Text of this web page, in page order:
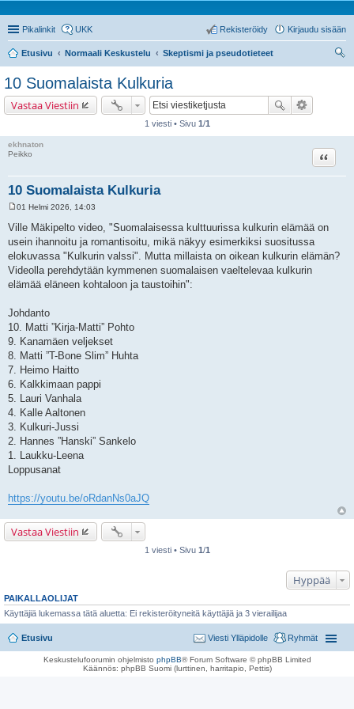
Pikalinkit UKK Kirjaudu sisään
Rekisteröidy
Etusivu Normaali Keskustelu
Skeptismi ja pseudotieteet
10 Suomalaista Kulkuria
Vastaa Viestiin
1 viesti • Sivu 1/1
ekhnaton
Peikko
10 Suomalaista Kulkuria
Lainaa
i
e
s
i
01 Helmi 2026, 14:03
Ville Mäkipelto video, "Suomalaisessa kulttuurissa kulkurin elämää on
usein ihannoitu ja romantisoitu, mikä näkyy esimerkiksi suositussa
elokuvassa "Kulkurin valssi". Mutta millaista on oikean kulkurin elämän?
Videolla perehdytään kymmenen suomalaisen vaeltelevaa kulkurin
elämää eläneen kohtaloon ja taustoihin":
Johdanto
10. Matti ”Kirja-Matti” Pohto
9. Kanamäen veljekset
8. Matti ”T-Bone Slim” Huhta
7. Heimo Haitto
6. Kalkkimaan pappi
5. Lauri Vanhala
4. Kalle Aaltonen
3. Kulkuri-Jussi
2. Hannes ”Hanski” Sankelo
1. Laukku-Leena
Loppusanat
https://youtu.be/oRdanNs0aJQ
Vastaa Viestiin
1 viesti • Sivu 1/1
Hyppää
PAIKALLAOLIJAT
Käyttäjiä lukemassa tätä aluetta: Ei rekisteröityneitä käyttäjiä ja 3 vierailijaa
Etusivu Ryhmät
Viesti Ylläpidolle
Keskustelufoorumin ohjelmisto phpBB® Forum Software © phpBB Limited
Käännös: phpBB Suomi (lurttinen, harritapio, Pettis)